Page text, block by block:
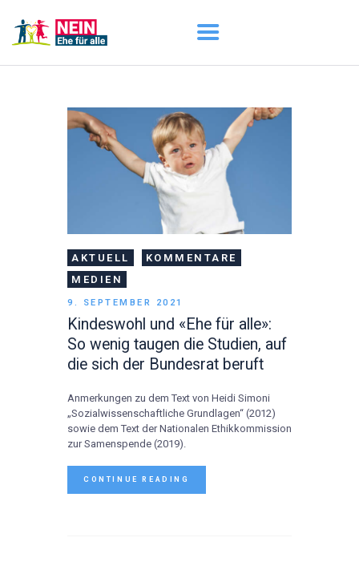
START
AKTUELL
DARUM GEHT ES
ÜBER UNS
DOWNLOADS
AKTUELL
KOMMENTARE
MEDIEN
9. SEPTEMBER 2021
Kindeswohl und «Ehe für alle»:
So wenig taugen die Studien, auf
die sich der Bundesrat beruft
Anmerkungen zu dem Text von Heidi Simoni
„Sozialwissenschaftliche Grundlagen“ (2012)
sowie dem Text der Nationalen Ethikkommission
zur Samenspende (2019).
CONTINUE READING